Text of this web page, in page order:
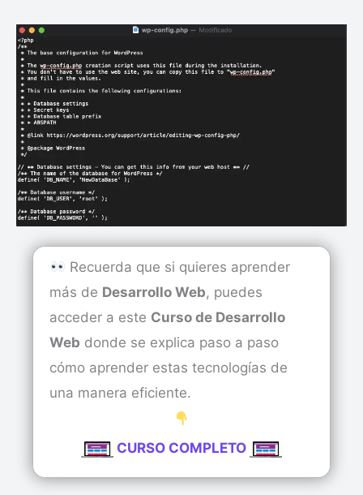
Recuerda que si quieres aprender
más de Desarrollo Web, puedes
acceder a este Curso de Desarrollo
Web donde se explica paso a paso
cómo aprender estas tecnologías de
una manera eficiente.
CURSO COMPLETO